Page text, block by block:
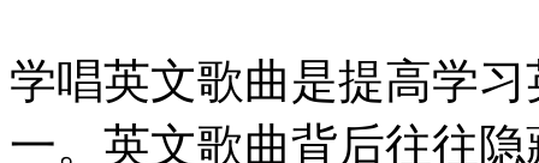
学唱英文歌曲是提高学
一。英文歌曲背后往往